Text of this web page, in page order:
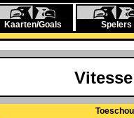
Kaarten/Goals Spelers
Vitesse